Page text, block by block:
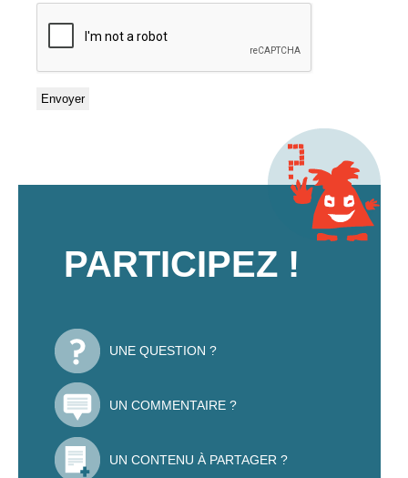
PARTICIPEZ !
UNE QUESTION ?
UN COMMENTAIRE ?
UN CONTENU À PARTAGER ?